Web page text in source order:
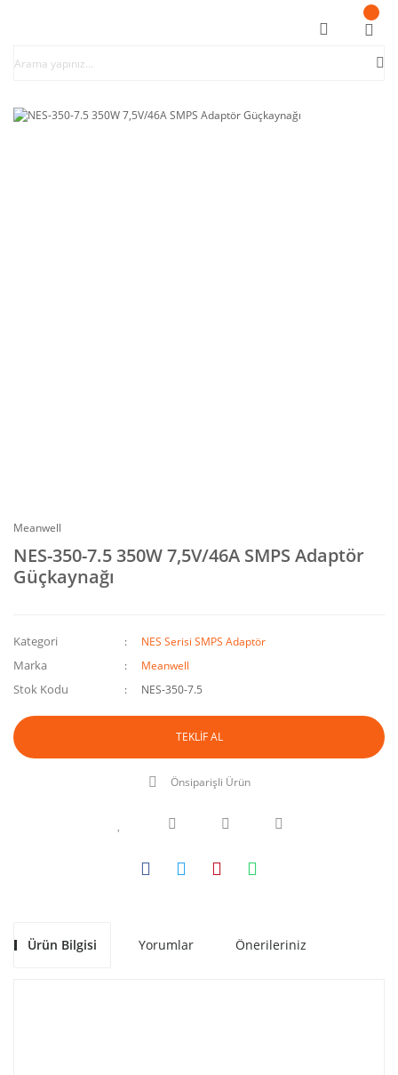
Meanwell
NES-350-7.5 350W 7,5V/46A SMPS Adaptör
Güçkaynağı
Kategori NES Serisi SMPS Adaptör
Marka Meanwell
Stok Kodu NES-350-7.5
TEKLİF AL
Önsiparişli Ürün
Ürün Bilgisi Yorumlar Önerileriniz